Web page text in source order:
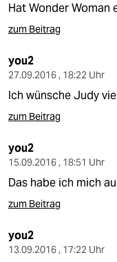
Hat Wonder Woman
zum Beitrag
you2
27.09.2016 , 18:22 Uhr
Ich wünsche Judy
zum Beitrag
you2
15.09.2016 , 18:51 Uhr
Das habe ich mich
zum Beitrag
you2
13.09.2016 , 17:22 Uhr